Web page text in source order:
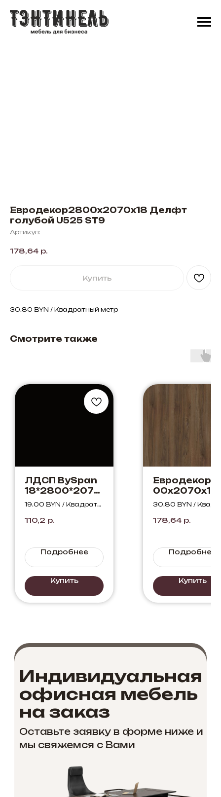
Евродекор2800х2070х18 Делфт
голубой U525 ST9
Артикул:
178,64 р.
Купить
30.80 BYN / Квадратный метр
Смотрите также
ЛДСП BySpan
18*2800*2070
Чёрный 660 PE
19.00 BYN / Квадратн
110,2 р.
Подробнее
Купить
00х2070х18
Орех
ST10
30.80 BYN /
178,64 р.
Подробнее
Купить
Оставьте заявку в форме ниже и
мы свяжемся с Вами
Индивидуальная
офисная мебель
на заказ